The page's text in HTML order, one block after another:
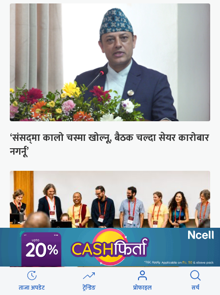
‘संसद्‍मा कालो चस्मा खोल्नू, बैठक चल्दा सेयर कारोबार
नगर्नू’
ताजा अपडेट ट्रेन्डिङ प्रोफाइल सर्च